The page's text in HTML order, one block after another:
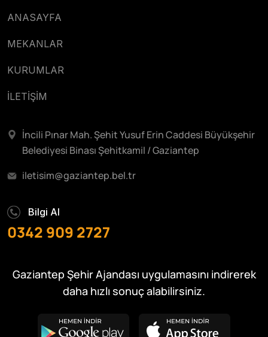
ANASAYFA
MEKANLAR
KURUMLAR
İLETİŞİM
İncili Pınar Mah. Şehit Yusuf Erin Caddesi Büyükşehir
Belediyesi Binası Şehitkamil / Gaziantep
iletisim@gaziantep.bel.tr
Bilgi Al
0342 909 2727
Gaziantep Şehir Ajandası uygulamasını indirerek
daha hızlı sonuç alabilirsiniz.